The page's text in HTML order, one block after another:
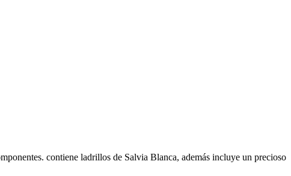
contiene ladrillos de Salvia Blanca, además incluye un precioso